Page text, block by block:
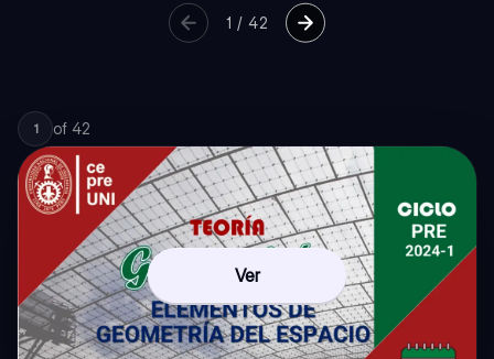
1 / 42
1 of 42
Ver